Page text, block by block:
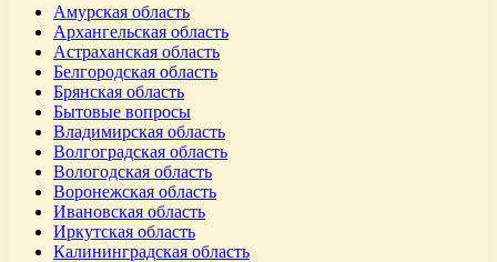
Амурская область
Архангельская область
Астраханская область
Белгородская область
Брянская область
Бытовые вопросы
Владимирская область
Волгоградская область
Вологодская область
Воронежская область
Ивановская область
Иркутская область
Калининградская область